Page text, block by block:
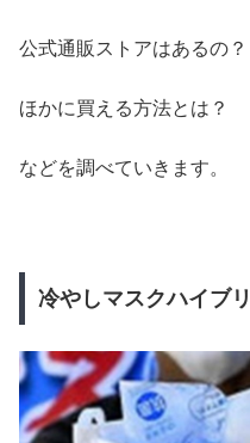
公式通販ストアはあるの？
ほかに買える方法とは？
などを調べていきます。
冷やしマスクハイブ